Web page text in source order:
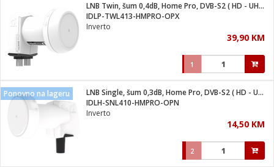
LNB Twin, šum 0,4dB, Home Pro, DVB-S2 ( HD - UHD )
IDLP-TWL413-HMPRO-OPX
Inverto
39,90 KM
1
Ponovno na lageru
LNB Single, šum 0,3dB, Home Pro, DVB-S2 ( HD - UHD )
IDLH-SNL410-HMPRO-OPN
Inverto
14,50 KM
2